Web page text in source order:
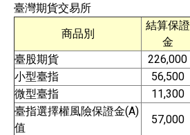
臺灣期貨交易所
商品別
結算保證
金
臺股期貨
226,000
小型臺指
56,500
微型臺指
11,300
臺指選擇權風險保證金(A)
值
57,000